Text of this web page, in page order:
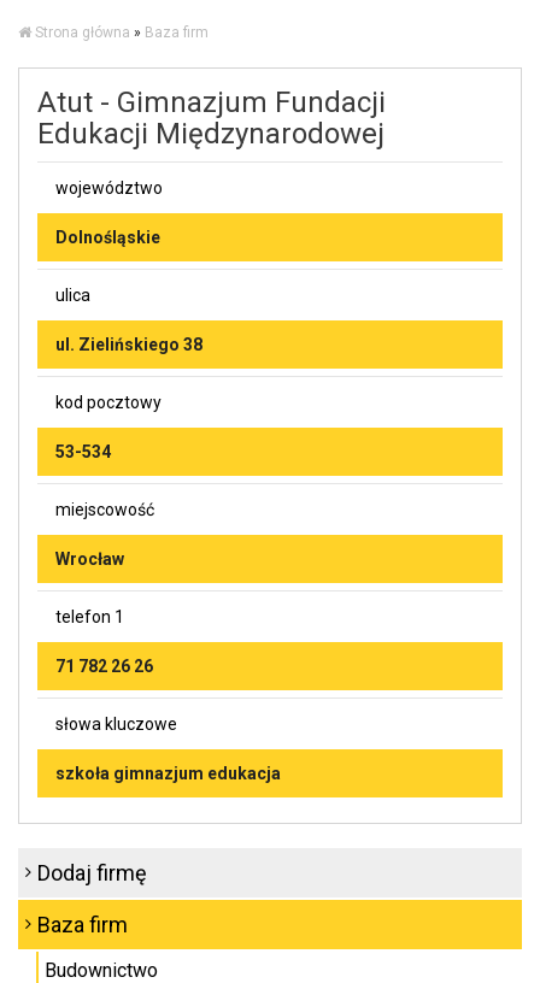
Strona główna » Baza firm
Atut - Gimnazjum Fundacji
Edukacji Międzynarodowej
województwo
Dolnośląskie
ulica
ul. Zielińskiego 38
kod pocztowy
53-534
miejscowość
Wrocław
telefon 1
71 782 26 26
słowa kluczowe
szkoła gimnazjum edukacja
Dodaj firmę
Baza firm
Budownictwo